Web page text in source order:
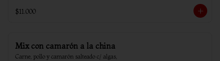
$11.000
Mix con camarón a la china
Carne, pollo y camarón salteado c/ algas,